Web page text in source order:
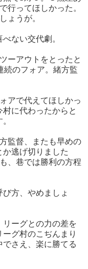
行ってほしかった。
ょうが。
ない交代劇。
ーアウトをとったと
続のフォア。緒方監
アで代えてほしかっ
に代わったからと
監督、またも早めの
逃げ切りました
、巷では勝利の方程
方、やめましょ
リーグとの力の差を
グ村のこぢんまり
さえ、楽に勝てる